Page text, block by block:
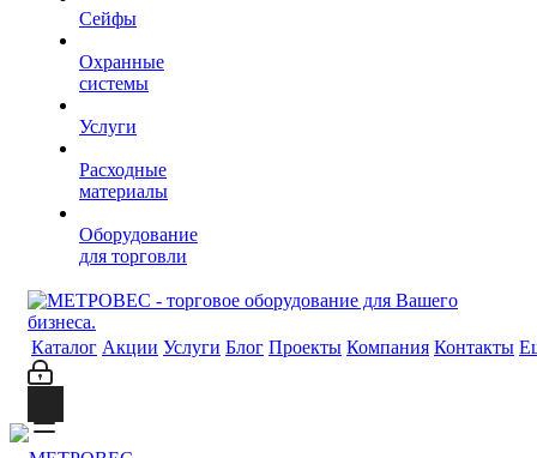
Сейфы
Охранные
системы
Услуги
Расходные
материалы
Оборудование
для торговли
Каталог Акции Услуги Блог Проекты Компания Контакты